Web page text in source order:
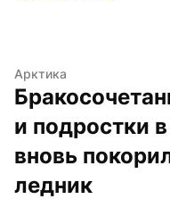
Арктика
и подростки
вновь
ледник